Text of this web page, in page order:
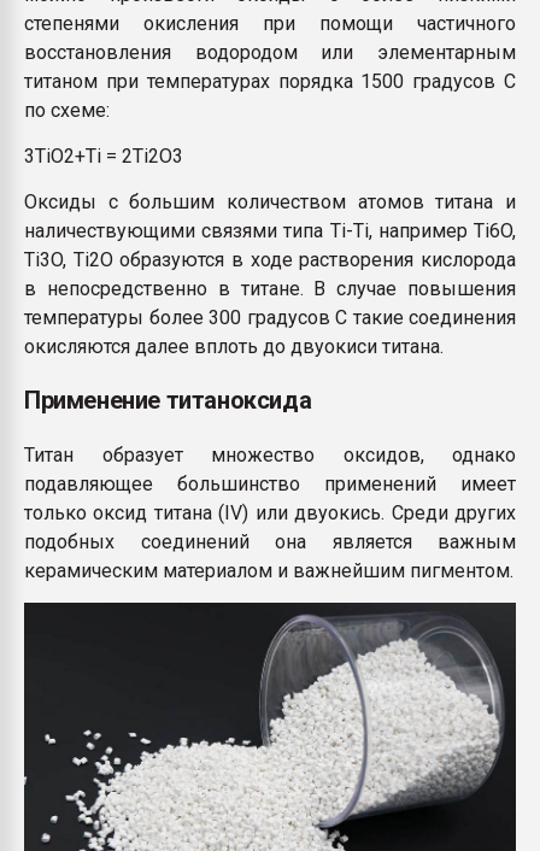
степенями окисления при помощи частичного
восстановления водородом или элементарным
титаном при температурах порядка 1500 градусов С
по схеме:
3TiO2+Ti = 2Ti2O3
Оксиды с большим количеством атомов титана и
наличествующими связями типа Ti-Ti, например Ti6O,
Ti3O, Ti2O образуются в ходе растворения кислорода
в непосредственно в титане. В случае повышения
температуры более 300 градусов С такие соединения
окисляются далее вплоть до двуокиси титана.
Применение титаноксида
Титан образует множество оксидов, однако
подавляющее большинство применений имеет
только оксид титана (IV) или двуокись. Среди других
подобных соединений она является важным
керамическим материалом и важнейшим пигментом.